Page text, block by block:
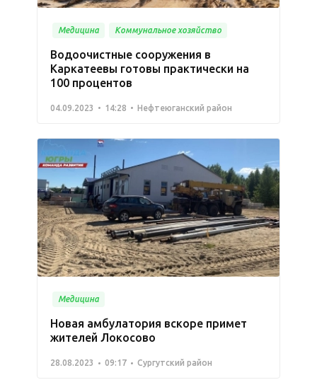
Медицина Коммунальное хозяйство
Водоочистные сооружения в
Каркатеевы готовы практически на
100 процентов
04.09.2023 14:28 Нефтеюганский район
Медицина
Новая амбулатория вскоре примет
жителей Локосово
28.08.2023 09:17 Сургутский район